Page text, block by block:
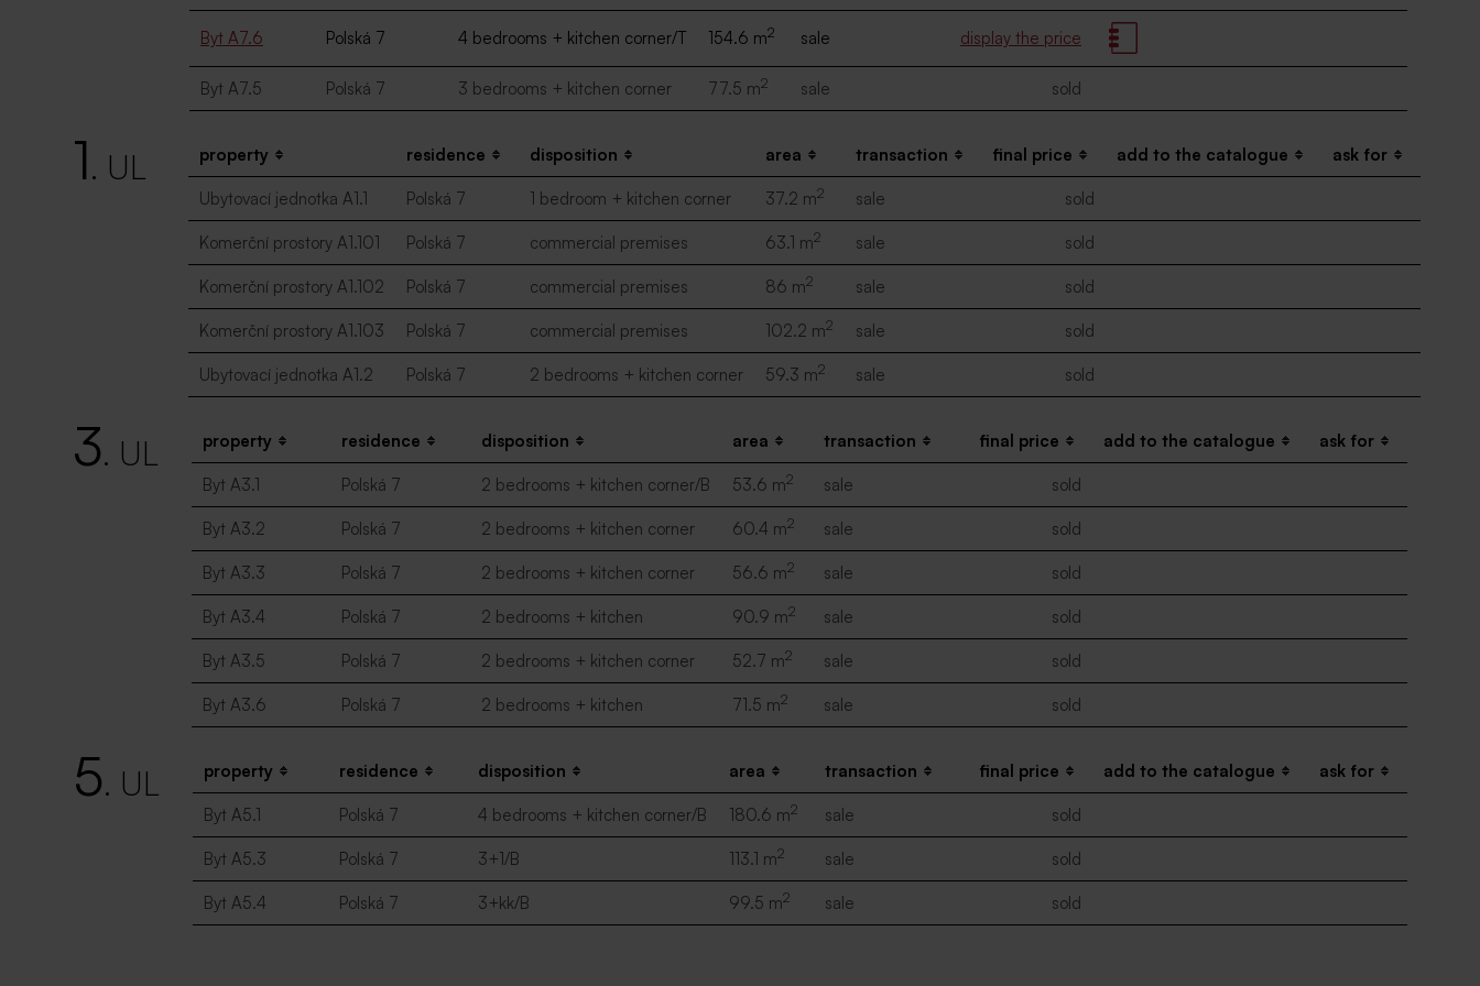
Byt A7.6 Polská 7 4 bedrooms + kitchen corner/T 154.6 m2 sale display the price
Byt A7.5 Polská 7 3 bedrooms + kitchen corner 77.5 m2 sale sold
1. UL property residence disposition area transaction final price add to the catalogue ask for
Ubytovací jednotka A1.1 Polská 7 1 bedroom + kitchen corner 37.2 m2 sale sold
Komerční prostory A1.101 Polská 7 commercial premises 63.1 m2 sale sold
Komerční prostory A1.102 Polská 7 commercial premises 86 m2 sale sold
Komerční prostory A1.103 Polská 7 commercial premises 102.2 m2 sale sold
Ubytovací jednotka A1.2 Polská 7 2 bedrooms + kitchen corner 59.3 m2 sale sold
3. UL property residence disposition area transaction final price add to the catalogue ask for
Byt A3.1 Polská 7 2 bedrooms + kitchen corner/B 53.6 m2 sale sold
Byt A3.2 Polská 7 2 bedrooms + kitchen corner 60.4 m2 sale sold
Byt A3.3 Polská 7 2 bedrooms + kitchen corner 56.6 m2 sale sold
Byt A3.4 Polská 7 2 bedrooms + kitchen 90.9 m2 sale sold
Byt A3.5 Polská 7 2 bedrooms + kitchen corner 52.7 m2 sale sold
Byt A3.6 Polská 7 2 bedrooms + kitchen 71.5 m2 sale sold
5. UL property residence disposition area transaction final price add to the catalogue ask for
Byt A5.1 Polská 7 4 bedrooms + kitchen corner/B 180.6 m2 sale sold
Byt A5.3 Polská 7 3+1/B 113.1 m2 sale sold
Byt A5.4 Polská 7 3+kk/B 99.5 m2 sale sold